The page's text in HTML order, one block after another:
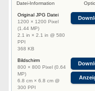
Datei-Information
Original JPG Datei
1200 × 1200 Pixel
(1.44 MP)
2.1 in × 2.1 in @ 580
PPI
368 KB
Bildschirm
800 × 800 Pixel (0.64
MP)
6.8 cm × 6.8 cm @
300 PPI